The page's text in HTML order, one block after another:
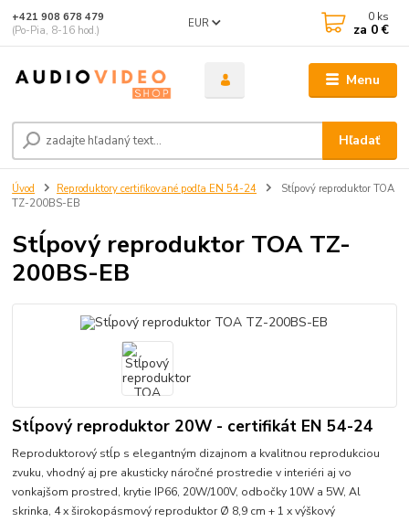
Menu
EUR
Hľadať
+421 908 678 479
(Po-Pia, 8-16 hod.)
0 ks
za 0 €
Úvod Reproduktory certifikované podľa EN 54-24
Stĺpový reproduktor TOA
TZ-200BS-EB
Stĺpový reproduktor TOA TZ-
200BS-EB
Stĺpový reproduktor 20W - certifikát EN 54-24
Reproduktorový stĺp s elegantným dizajnom a kvalitnou reprodukciou
zvuku, vhodný aj pre akusticky náročné prostredie v interiéri aj vo
vonkajšom prostred, krytie IP66, 20W/100V, odbočky 10W a 5W, Al
skrinka, 4 x širokopásmový reproduktor Ø 8,9 cm + 1 x výškový